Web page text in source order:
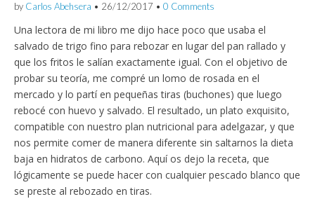
by Carlos Abehsera • 26/12/2017 • 0 Comments
Una lectora de mi libro me dijo hace poco que usaba el
salvado de trigo fino para rebozar en lugar del pan rallado y
que los fritos le salían exactamente igual. Con el objetivo de
probar su teoría, me compré un lomo de rosada en el
mercado y lo partí en pequeñas tiras (buchones) que luego
rebocé con huevo y salvado. El resultado, un plato exquisito,
compatible con nuestro plan nutricional para adelgazar, y que
nos permite comer de manera diferente sin saltarnos la dieta
baja en hidratos de carbono. Aquí os dejo la receta, que
lógicamente se puede hacer con cualquier pescado blanco que
se preste al rebozado en tiras.